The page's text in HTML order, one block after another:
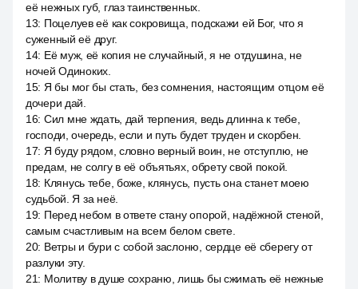
её нежных губ, глаз таинственных.
13: Поцелуев её как сокровища, подскажи ей Бог, что я
суженный её друг.
14: Её муж, её копия не случайный, я не отдушина, не
ночей Одиноких.
15: Я бы мог бы стать, без сомнения, настоящим отцом её
дочери дай.
16: Сил мне ждать, дай терпения, ведь длинна к тебе,
господи, очередь, если и путь будет труден и скорбен.
17: Я буду рядом, словно верный воин, не отступлю, не
предам, не солгу в её объятьях, обрету свой покой.
18: Клянусь тебе, боже, клянусь, пусть она станет моею
судьбой. Я за неё.
19: Перед небом в ответе стану опорой, надёжной стеной,
самым счастливым на всем белом свете.
20: Ветры и бури с собой заслоню, сердце её сберегу от
разлуки эту.
21: Молитву в душе сохраню, лишь бы сжимать её нежные